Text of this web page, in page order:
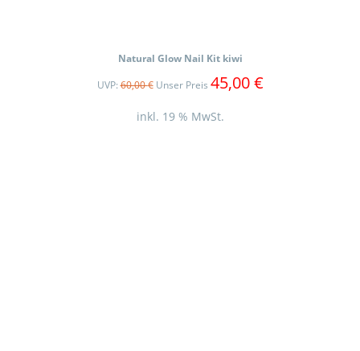
Natural Glow Nail Kit kiwi
UVP: 60,00€ Unser Preis 45,00€
inkl. 19 % MwSt.